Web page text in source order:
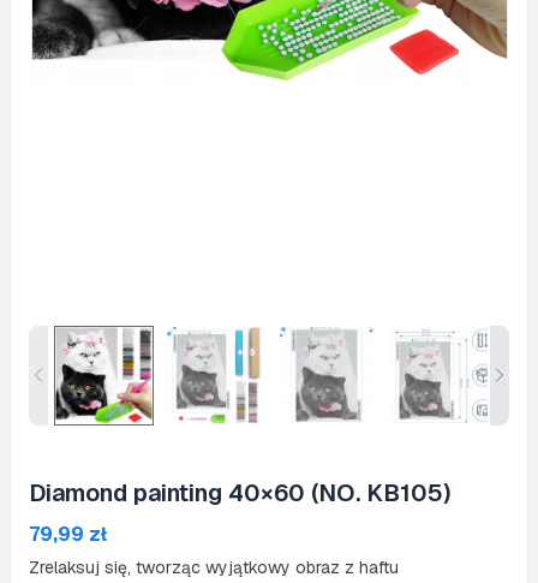
Diamond painting 40×60 (NO. KB105)
79,99 zł
Zrelaksuj się, tworząc wyjątkowy obraz z haftu